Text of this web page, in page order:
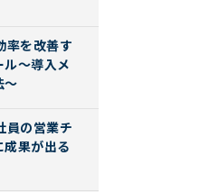
率を改善す
～導入メ
～
員の営業チ
果が出る